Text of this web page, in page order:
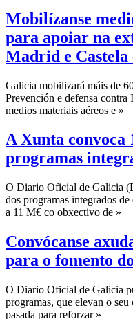
Mobilízanse
para apoiar na
Madrid e Castela
Galicia mobilizará máis de
Prevención e defensa
medios materiais aéreos e »
A Xunta convoca
programas
O Diario Oficial de Galicia
dos programas integrados
a 11 M€ co obxectivo de »
Convócanse
para o fomento
O Diario Oficial de Galicia
programas, que elevan o
pasada para reforzar »